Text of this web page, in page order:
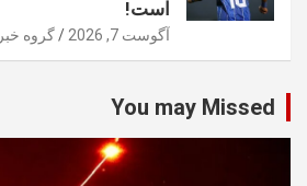
است!
آگوست 7, 2026 گروه
You may Missed